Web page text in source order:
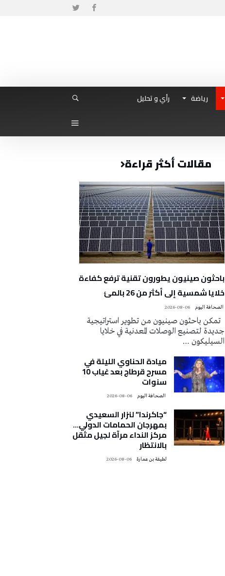
رياضة
رأي و تحليل
مقالات أكثر قراءة
باحثون صينيون يطورون تقنية ترفع كفاءة
خلايا شمسية إلى أكثر من 26 بالمئ
2026-08-06
تمكن باحثون صينيون من تطوير استراتيجية
جديدة لتصنيع الوصلات المعدنية في خلايا
السيليكون …
ميادة الحناوي الليلة في
مسرح قرطاج بعد غياب 10
سنوات
2026-08-06
“جاكرندا” لنزار السعيدي
بمهرجان الحمامات الدولي…
مركز النداء مرآة لجيل مثقل
بالانتظار
لطيفة بن عمارة 2026-08-06